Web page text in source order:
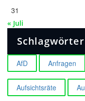
31
« Juli
Schlagwörter
AfD Anfragen
Aufsichtsräte